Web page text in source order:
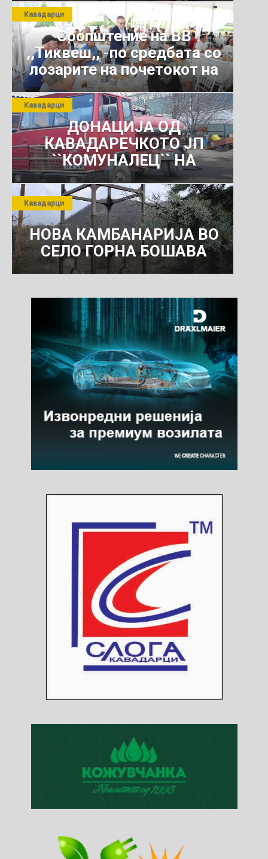
Соопштение на ВВ
,,Тиквеш,, -по средбата со
лозарите на почетокот на
јули 2026 г.
Кавадарци
ДОНАЦИЈА ОД
КАВАДАРЕЧКОТО ЈП
``КОМУНАЛЕЦ`` НА
РОСОМАНСКОТО ЈАВНО
ПРЕТПРИЈАТИЕ ЗА
КОМУНАЛНО УСЛУГИ
Кавадарци
НОВА КАМБАНАРИЈА ВО
СЕЛО ГОРНА БОШАВА
Кавадарци